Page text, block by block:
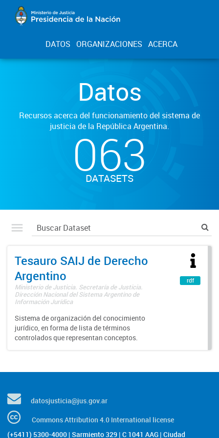
DATOS ORGANIZACIONES ACERCA
Datos
Recursos acerca del funcionamiento del sistema de
justicia de la República Argentina.
063
DATASETS
Tesauro SAIJ de Derecho
Argentino
Ministerio de Justicia. Secretaría de Justicia.
Dirección Nacional del Sistema Argentino de
Información Jurídica
Sistema de organización del conocimiento
jurídico, en forma de lista de términos
controlados que representan conceptos.
rdf
datosjusticia@jus.gov.ar
Commons Attribution 4.0 International license
(+5411) 5300-4000 | Sarmiento 329 | C 1041 AAG | Ciudad